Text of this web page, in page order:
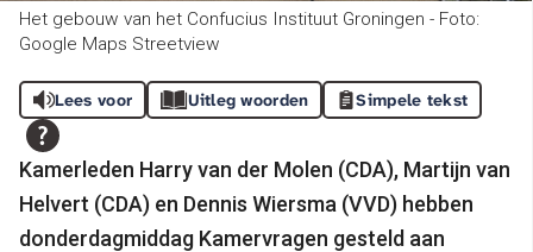
Het gebouw van het Confucius Instituut Groningen - Foto:
Google Maps Streetview
Lees voor Uitleg woorden Simpele tekst
Kamerleden Harry van der Molen (CDA), Martijn van
Helvert (CDA) en Dennis Wiersma (VVD) hebben
donderdagmiddag Kamervragen gesteld aan